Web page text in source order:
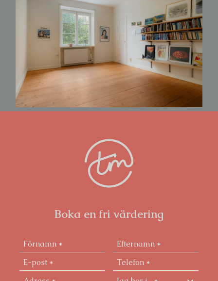
Boka en fri värdering